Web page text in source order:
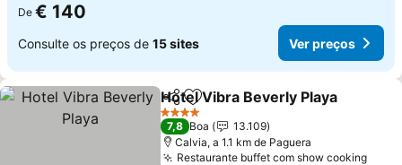
De € 140
Consulte os preços de 15 sites Ver preços
PartilharAdicionar aos favoritos
Hotel Vibra Beverly Playa
4 Estrelas
7,8 Boa
13.109
Calvia, a 1.1 km de Paguera
Restaurante buffet com show cooking